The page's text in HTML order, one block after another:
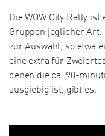
Die WOW City Rally
Gruppen jeglicher Art.
zur Auswahl, so etwa
eine extra für
denen die ca. 90-
ausgiebig ist, gibt es.